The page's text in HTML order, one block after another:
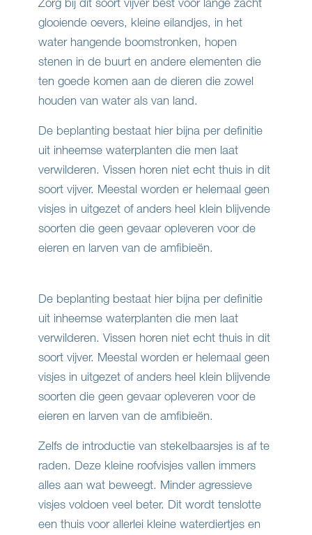
glooiende oevers, kleine eilandjes, in het
water hangende boomstronken, hopen
stenen in de buurt en andere elementen die
ten goede komen aan de dieren die zowel
houden van water als van land.
De beplanting bestaat hier bijna per definitie
uit inheemse waterplanten die men laat
verwilderen. Vissen horen niet echt thuis in dit
soort vijver. Meestal worden er helemaal geen
visjes in uitgezet of anders heel klein blijvende
soorten die geen gevaar opleveren voor de
eieren en larven van de amfibieën.
De beplanting bestaat hier bijna per definitie
uit inheemse waterplanten die men laat
verwilderen. Vissen horen niet echt thuis in dit
soort vijver. Meestal worden er helemaal geen
visjes in uitgezet of anders heel klein blijvende
soorten die geen gevaar opleveren voor de
eieren en larven van de amfibieën.
Zelfs de introductie van stekelbaarsjes is af te
raden. Deze kleine roofvisjes vallen immers
alles aan wat beweegt. Minder agressieve
visjes voldoen veel beter. Dit wordt tenslotte
een thuis voor allerlei kleine waterdiertjes en